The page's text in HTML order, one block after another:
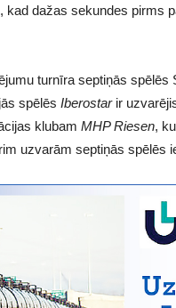
kad dažas sekundes pirms
turnīra septiņās spēlēs
spēlēs Iberostarir
klubam MHP Riesen,
uzvarām septiņās spēlēs